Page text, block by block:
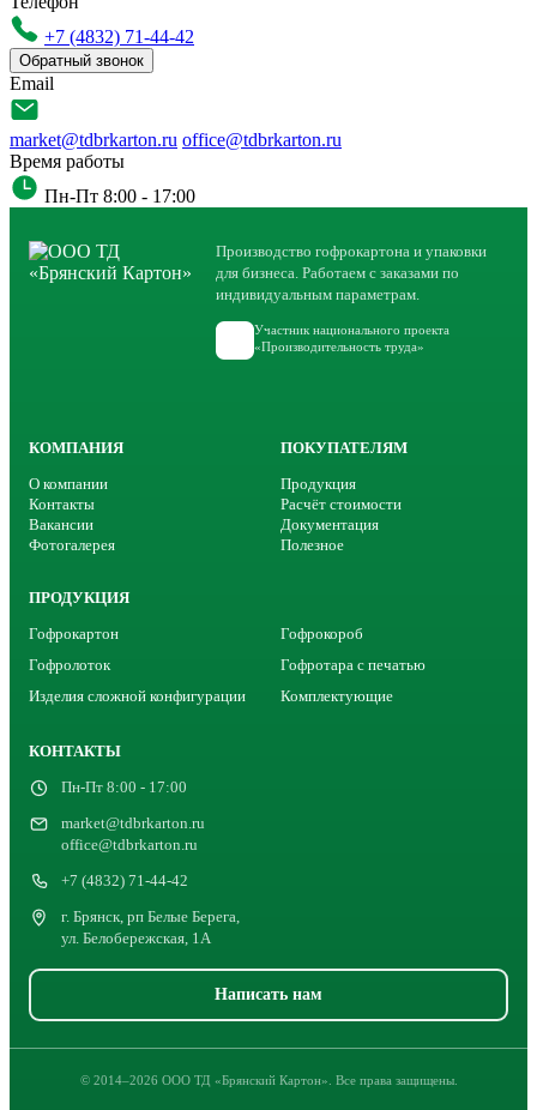
+7 (4832) 71-44-42
Обратный звонок
Email
market@tdbrkarton.ru office@tdbrkarton.ru
Время работы
Пн-Пт 8:00 - 17:00
Производство гофрокартона и упаковки
для бизнеса. Работаем с заказами по
индивидуальным параметрам.
Участник национального проекта
«Производительность труда»
КОМПАНИЯ
О компании
Контакты
Вакансии
Фотогалерея
ПОКУПАТЕЛЯМ
Продукция
Расчёт стоимости
Документация
Полезное
ПРОДУКЦИЯ
Гофрокартон
Гофрокороб
Гофролоток
Гофротара с печатью
Изделия сложной конфигурации
Комплектующие
КОНТАКТЫ
Пн-Пт 8:00 - 17:00
market@tdbrkarton.ru
office@tdbrkarton.ru
+7 (4832) 71-44-42
г. Брянск, рп Белые Берега,
ул. Белобережская, 1А
Написать нам
© 2014–2026 ООО ТД «Брянский Картон». Все права защищены.